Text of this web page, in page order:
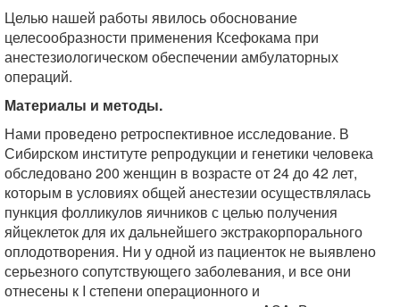
Целью нашей работы явилось обоснование
целесообразности применения Ксефокама при
анестезиологическом обеспечении амбулаторных
операций.
Материалы и методы.
Нами проведено ретроспективное исследование. В
Сибирском институте репродукции и генетики человека
обследовано 200 женщин в возрасте от 24 до 42 лет,
которым в условиях общей анестезии осуществлялась
пункция фолликулов яичников с целью получения
яйцеклеток для их дальнейшего экстракорпорального
оплодотворения. Ни у одной из пациенток не выявлено
серьезного сопутствующего заболевания, и все они
отнесены к I степени операционного и